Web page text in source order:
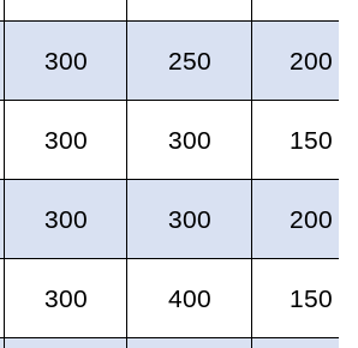
300 250 200
300 300 150
300 300 200
300 400 150